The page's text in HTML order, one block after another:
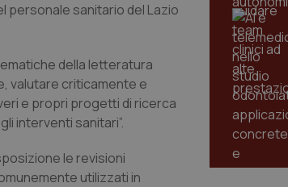
personale sanitario del Lazio
della letteratura
valutare criticamente e
e propri progetti di ricerca
interventi sanitari”.
le revisioni
utilizzati in